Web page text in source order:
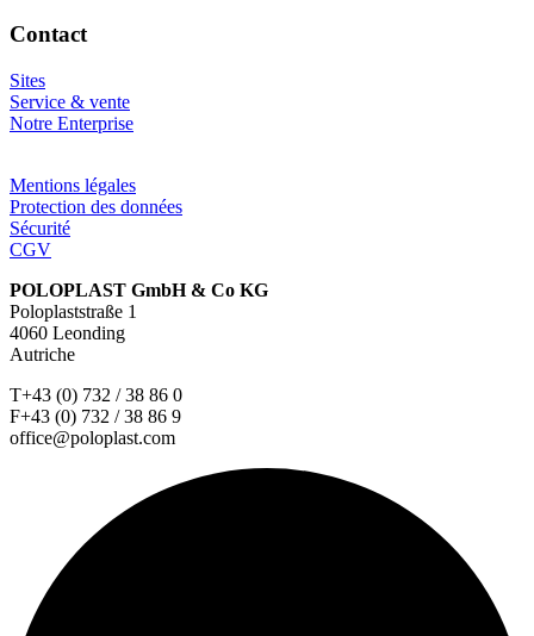
Contact
Sites
Service & vente
Notre Enterprise
Mentions légales
Protection des données
Sécurité
CGV
POLOPLAST GmbH & Co KG
Poloplaststraße 1
4060 Leonding
Autriche
T+43 (0) 732 / 38 86 0
F+43 (0) 732 / 38 86 9
office@poloplast.com